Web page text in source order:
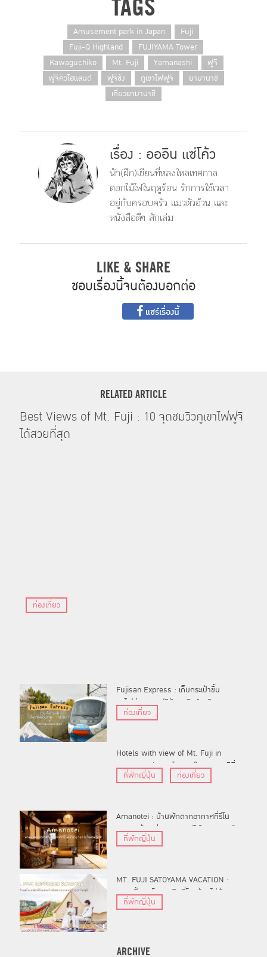
TAGS
Amusement park in Japan
Fuji
Fuji-Q Highland
FUJIYAMA Tower
Kawaguchiko
Mt. Fuji Yamanashi
ฟูจิ
ฟูจิคิวไฮแลนด์
ฟูจิซัง ภูเขาไฟฟูจิ
ยามานาชิ
เที่ยวยามานาชิ
เรื่อง : อออิน แซ่โค้ว
นัก(ฝึก)​เขียนที่หลงใหลเทศกาล
ดอกไม้ไฟในฤดูร้อน รักการใช้เวลา
อยู่กับครอบครัว แมวตัวอ้วน และ
หนังสือดีๆ สักเล่ม
LIKE & SHARE
ชอบเรื่องนี้จนต้องบอกต่อ
แชร์เรื่องนี้
RELATED ARTICLE
Best Views of Mt. Fuji : 10 จุดชมวิวภูเขาไฟฟูจิ
ได้สวยที่สุด
ท่องเที่ยว
Fujisan Express : เก็บกระเป๋าขึ้น
รถไฟด่วนลายฟูจิซังสุดคิวท์ชมวิว
พร้อมวิธีการจองแบบละเอียด
ท่องเที่ยว
Hotels with view of Mt. Fuji in
Yamanashi : 10 โรงแรมในยามานาชิที่
มองเห็นวิวภูเขาไฟฟูจิ
ที่พักญี่ปุ่น ท่องเที่ยว
Amanotei : บ้านพักตากอากาศที่รีโน
เวทจากบ้านเก่าอายุ 150 ปี ในยามานาชิ
ที่พักญี่ปุ่น
MT. FUJI SATOYAMA VACATION :
แกลมปิ้งสุดโรแมนติกที่โอบล้อมไปด้วย
ความงามจากวิวภูเขาไฟฟูจิ
ที่พักญี่ปุ่น
ARCHIVE